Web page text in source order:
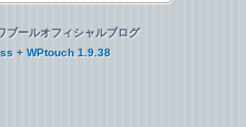
ールオフィシャルブログ
+ WPtouch 1.9.38